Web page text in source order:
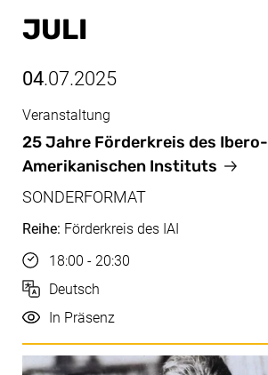
JULI
04.07.2025
Juli, 04.07.2025
25 Jahre Förderkreis des Ibero-
Amerikanischen Instituts
Veranstaltung
SONDERFORMAT
Reihe: Förderkreis des IAI
Uhrzeit
18:00 - 20:30
Sprache
Deutsch
Durchführung
In Präsenz